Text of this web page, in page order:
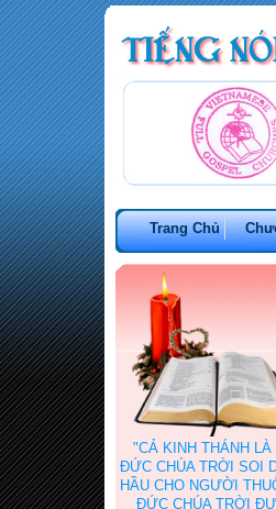
Trang Chủ
"CẢ KINH THÁNH LÀ
ĐỨC CHÚA TRỜI SOI
HẦU CHO NGƯỜI
ĐỨC CHÚA TRỜI